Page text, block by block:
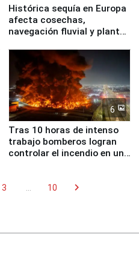
Histórica sequía en Europa
afecta cosechas,
navegación fluvial y plantas
6
Tras 10 horas de intenso
trabajo bomberos logran
controlar el incendio en una
3 10 chevron_right